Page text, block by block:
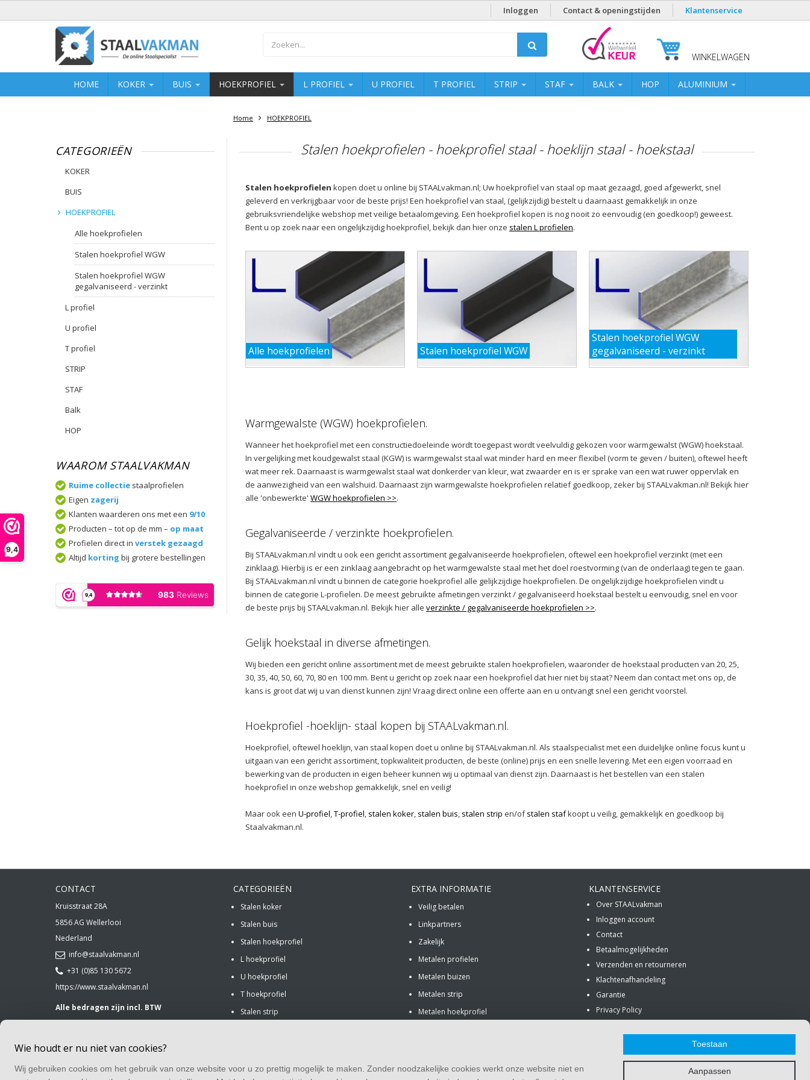
9,4
Inloggen Contact & openingstijden Klantenservice
WINKELWAGEN
HOME KOKER BUIS HOEKPROFIEL L PROFIEL U PROFIEL T PROFIEL STRIP STAF BALK HOP ALUMINIUM
Home HOEKPROFIEL
CATEGORIEËN
KOKER
BUIS
HOEKPROFIEL
Alle hoekprofielen
Stalen hoekprofiel WGW
Stalen hoekprofiel WGW
gegalvaniseerd - verzinkt
L profiel
U profiel
T profiel
STRIP
STAF
Balk
HOP
WAAROM STAALVAKMAN
Ruime collectie staalprofielen
Eigen zagerij
Klanten waarderen ons met een 9/10
Producten – tot op de mm – op maat
Profielen direct in verstek gezaagd
Altijd korting bij grotere bestellingen
Stalen hoekprofielen - hoekprofiel staal - hoeklijn staal - hoekstaal
Stalen hoekprofielen kopen doet u online bij STAALvakman.nl; Uw hoekprofiel van staal op maat gezaagd, goed afgewerkt, snel
geleverd en verkrijgbaar voor de beste prijs! Een hoekprofiel van staal, (gelijkzijdig) bestelt u daarnaast gemakkelijk in onze
gebruiksvriendelijke webshop met veilige betaalomgeving. Een hoekprofiel kopen is nog nooit zo eenvoudig (en goedkoop!) geweest.
Bent u op zoek naar een ongelijkzijdig hoekprofiel, bekijk dan hier onze stalen L profielen.
Alle hoekprofielen Stalen hoekprofiel WGW
Stalen hoekprofiel WGW
gegalvaniseerd - verzinkt
Warmgewalste (WGW) hoekprofielen.
Wanneer het hoekprofiel met een constructiedoeleinde wordt toegepast wordt veelvuldig gekozen voor warmgewalst (WGW) hoekstaal.
In vergelijking met koudgewalst staal (KGW) is warmgewalst staal wat minder hard en meer flexibel (vorm te geven / buiten), oftewel heeft
wat meer rek. Daarnaast is warmgewalst staal wat donkerder van kleur, wat zwaarder en is er sprake van een wat ruwer oppervlak en
de aanwezigheid van een walshuid. Daarnaast zijn warmgewalste hoekprofielen relatief goedkoop, zeker bij STAALvakman.nl! Bekijk hier
alle 'onbewerkte' WGW hoekprofielen >>.
Gegalvaniseerde / verzinkte hoekprofielen.
Bij STAALvakman.nl vindt u ook een gericht assortiment gegalvaniseerde hoekprofielen, oftewel een hoekprofiel verzinkt (met een
zinklaag). Hierbij is er een zinklaag aangebracht op het warmgewalste staal met het doel roestvorming (van de onderlaag) tegen te gaan.
Bij STAALvakman.nl vindt u binnen de categorie hoekprofiel alle gelijkzijdige hoekprofielen. De ongelijkzijdige hoekprofielen vindt u
binnen de categorie L-profielen. De meest gebruikte afmetingen verzinkt / gegalvaniseerd hoekstaal bestelt u eenvoudig, snel en voor
de beste prijs bij STAALvakman.nl. Bekijk hier alle verzinkte / gegalvaniseerde hoekprofielen >>.
Gelijk hoekstaal in diverse afmetingen.
Wij bieden een gericht online assortiment met de meest gebruikte stalen hoekprofielen, waaronder de hoekstaal producten van 20, 25,
30, 35, 40, 50, 60, 70, 80 en 100 mm. Bent u gericht op zoek naar een hoekprofiel dat hier niet bij staat? Neem dan contact met ons op, de
kans is groot dat wij u van dienst kunnen zijn! Vraag direct online een offerte aan en u ontvangt snel een gericht voorstel.
Hoekprofiel -hoeklijn- staal kopen bij STAALvakman.nl.
Hoekprofiel, oftewel hoeklijn, van staal kopen doet u online bij STAALvakman.nl. Als staalspecialist met een duidelijke online focus kunt u
uitgaan van een gericht assortiment, topkwaliteit producten, de beste (online) prijs en een snelle levering. Met een eigen voorraad en
bewerking van de producten in eigen beheer kunnen wij u optimaal van dienst zijn. Daarnaast is het bestellen van een stalen
hoekprofiel in onze webshop gemakkelijk, snel en veilig!
Maar ook een U-profiel,T-profiel, stalen koker, stalen buis, stalen strip en/ofstalen stafkoopt u veilig, gemakkelijk en goedkoop bij
Staalvakman.nl.
CONTACT
Kruisstraat 28A
5856 AG Wellerlooi
Nederland
info@staalvakman.nl
+31 (0)85 130 5672
https://www.staalvakman.nl
Alle bedragen zijn incl. BTW
CATEGORIEËN
Stalen koker
Stalen buis
Stalen hoekprofiel
L hoekprofiel
U hoekprofiel
T hoekprofiel
Stalen strip
Klantenservice
EXTRA INFORMATIE
Veilig betalen
Linkpartners
Zakelijk
Metalen profielen
Metalen buizen
Metalen strip
Metalen hoekprofiel
KLANTENSERVICE
Over STAALvakman
Inloggen account
Contact
Betaalmogelijkheden
Verzenden en retourneren
Klachtenafhandeling
Garantie
Privacy Policy
Wie houdt er nu niet van cookies?
Wij gebruiken cookies om het gebruik van onze website voor u zo prettig mogelijk te maken. Zonder noodzakelijke cookies werkt onze website niet en
Toestaan
Aanpassen